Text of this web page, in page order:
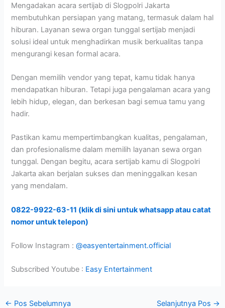
Mengadakan acara sertijab di Slogpolri Jakarta
membutuhkan persiapan yang matang, termasuk dalam hal
hiburan. Layanan sewa organ tunggal sertijab menjadi
solusi ideal untuk menghadirkan musik berkualitas tanpa
mengurangi kesan formal acara.
Dengan memilih vendor yang tepat, kamu tidak hanya
mendapatkan hiburan. Tetapi juga pengalaman acara yang
lebih hidup, elegan, dan berkesan bagi semua tamu yang
hadir.
Pastikan kamu mempertimbangkan kualitas, pengalaman,
dan profesionalisme dalam memilih layanan sewa organ
tunggal. Dengan begitu, acara sertijab kamu di Slogpolri
Jakarta akan berjalan sukses dan meninggalkan kesan
yang mendalam.
0822-9922-63-11 (klik di sini untuk whatsapp atau catat
nomor untuk telepon)
Follow Instagram :@easyentertainment.official
Subscribed Youtube : Easy Entertainment
← Pos Sebelumnya Selanjutnya Pos →